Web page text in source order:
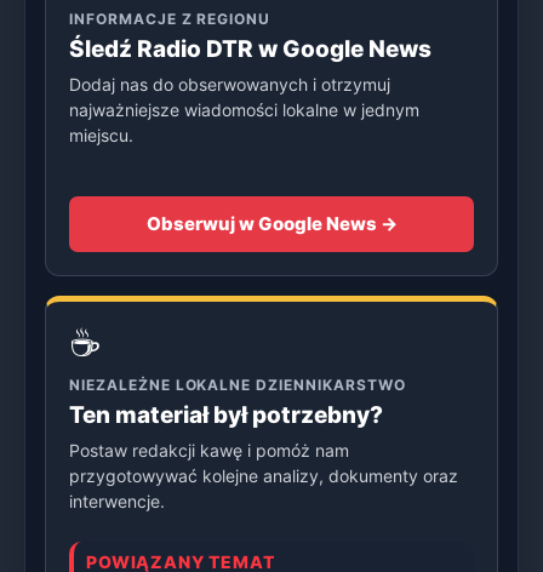
INFORMACJE Z REGIONU
Śledź Radio DTR w Google News
Dodaj nas do obserwowanych i otrzymuj
najważniejsze wiadomości lokalne w jednym
miejscu.
Obserwuj w Google News →
☕
NIEZALEŻNE LOKALNE DZIENNIKARSTWO
Ten materiał był potrzebny?
Postaw redakcji kawę i pomóż nam
przygotowywać kolejne analizy, dokumenty oraz
interwencje.
POWIĄZANY TEMAT